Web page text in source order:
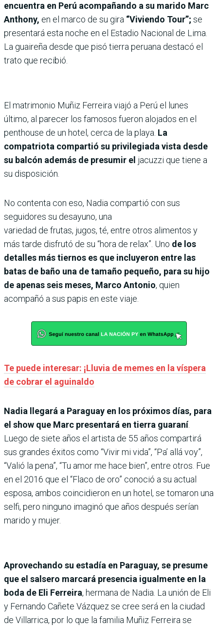
encuentra en Perú acompañando a su marido Marc
Anthony, en el marco de su gira “Viviendo Tour”; se
presentará esta noche en el Estadio Nacional de Lima.
La guaireña desde que pisó tierra peruana destacó el
trato que recibió.
El matrimonio Muñiz Ferreira viajó a Perú el lunes
último, al parecer los famosos fueron alojados en el
penthouse de un hotel, cerca de la playa. La
compatriota compartió su privilegiada vista desde
su balcón además de presumir el jacuzzi que tiene a
su disposición.
No contenta con eso, Nadia compartió con sus
seguidores su desayuno, una
variedad de frutas, jugos, té, entre otros alimentos y
más tarde disfrutó de su “hora de relax”. Uno de los
detalles más tiernos es que incluyeron entre las
batas de baño una de tamaño pequeño, para su hijo
de apenas seis meses, Marco Antonio, quien
acompañó a sus papis en este viaje.
Te puede interesar: ¡Lluvia de memes en la víspera
de cobrar el aguinaldo
Nadia llegará a Paraguay en los próximos días, para
el show que Marc presentará en tierra guaraní.
Luego de siete años el artista de 55 años compartirá
sus grandes éxitos como “Vivir mi vida”, “Pa’ allá voy”,
“Valió la pena”, “Tu amor me hace bien”, entre otros. Fue
en el 2016 que el “Flaco de oro” conoció a su actual
esposa, ambos coincidieron en un hotel, se tomaron una
selfi, pero ninguno imaginó que años después serían
marido y mujer.
Aprovechando su estadía en Paraguay, se presume
que el salsero marcará presencia igualmente en la
boda de Eli Ferreira, hermana de Nadia. La unión de Eli
y Fernando Cañete Vázquez se cree será en la ciudad
de Villarrica, por lo que la familia Muñiz Ferreira se